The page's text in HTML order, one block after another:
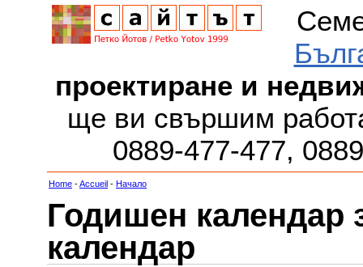
проектиране и
ще ви свършим
0889-477-477,
Home -Accueil - Начало
Годишен календар
календар